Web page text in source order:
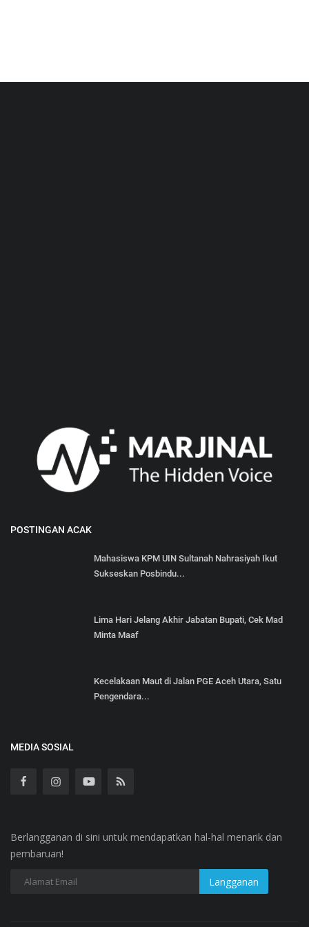
POSTINGAN ACAK
Mahasiswa KPM UIN Sultanah Nahrasiyah Ikut
Sukseskan Posbindu...
Lima Hari Jelang Akhir Jabatan Bupati, Cek Mad
Minta Maaf
Kecelakaan Maut di Jalan PGE Aceh Utara, Satu
Pengendara...
MEDIA SOSIAL
Berlangganan di sini untuk mendapatkan hal-hal menarik dan
pembaruan!